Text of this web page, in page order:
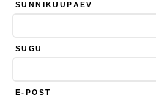
SÜNNIKUUPÄEV
SUGU
E-POST